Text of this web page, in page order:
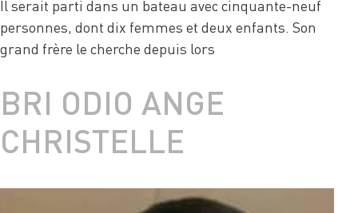
Il serait parti dans un bateau avec cinquante-neuf
personnes, dont dix femmes et deux enfants. Son
grand frère le cherche depuis lors
BRI ODIO ANGE
CHRISTELLE